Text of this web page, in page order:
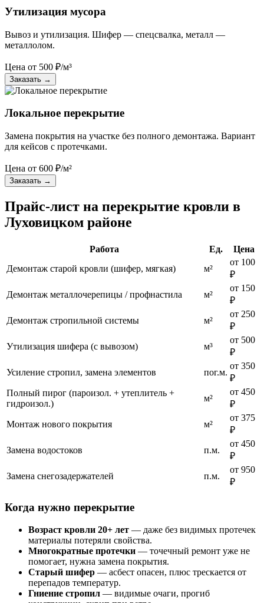
Утилизация мусора
Вывоз и утилизация. Шифер — спецсвалка, металл —
металлолом.
Цена от 500 ₽/м³
Заказать →
Локальное перекрытие
Замена покрытия на участке без полного демонтажа. Вариант
для кейсов с протечками.
Цена от 600 ₽/м²
Заказать →
Прайс-лист на перекрытие кровли в
Луховицком районе
Работа Ед.
Цена
Демонтаж старой кровли (шифер, мягкая)
м²
от 100
₽
Демонтаж металлочерепицы / профнастила
м²
от 150
₽
Демонтаж стропильной системы
м²
от 250
₽
Утилизация шифера (с вывозом)
м³
от 500
₽
Усиление стропил, замена элементов
пог.м.
от 350
₽
Полный пирог (пароизол. + утеплитель +
гидроизол.)
м²
от 450
₽
Монтаж нового покрытия
м²
от 375
₽
Замена водостоков
п.м.
от 450
₽
Замена снегозадержателей
п.м.
от 950
₽
Когда нужно перекрытие
Возраст кровли 20+ лет — даже без видимых протечек
материалы потеряли свойства.
Многократные протечки — точечный ремонт уже не
помогает, нужна замена покрытия.
Старый шифер — асбест опасен, плюс трескается от
перепадов температур.
Гниение стропил — видимые очаги, прогиб